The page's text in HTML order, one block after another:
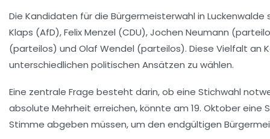
Die Kandidaten für die Bürgermeisterwahl in Luckenwalde
Klaps (AfD),Felix Menzel (CDU),Jochen Neumann
(parteilos) und Olaf Wendel (parteilos). Diese Vielfalt an
unterschiedlichen politischen Ansätzen zu wählen.
Eine zentrale Frage besteht darin, ob eine Stichwahl
absolute Mehrheit erreichen, könnte am 19. Oktobereine
Stimme abgeben müssen, um den endgültigen